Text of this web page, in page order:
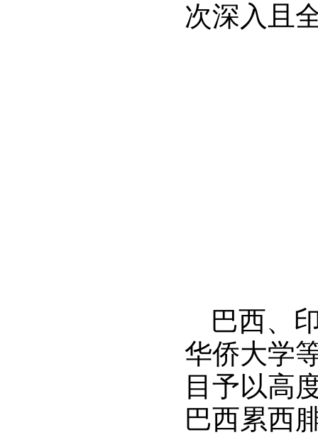
次深入且
巴西、
华侨大学
目予以高
巴西累西